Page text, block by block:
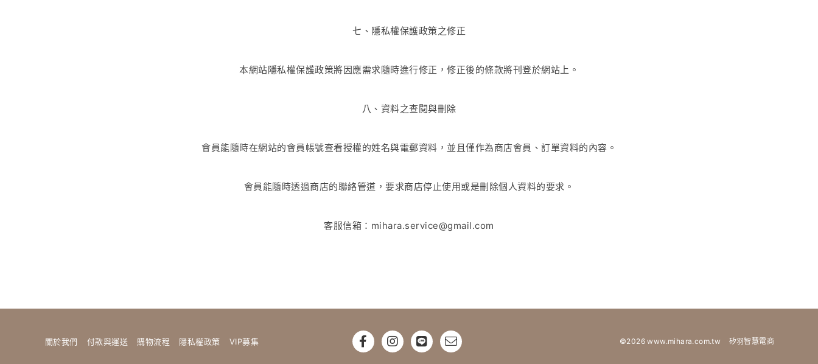
七、隱私權保護政策之修正
本網站隱私權保護政策將因應需求隨時進行修正，修正後的條款將刊登於網站上。
八、資料之查閱與刪除
會員能隨時在網站的會員帳號查看授權的姓名與電郵資料，並且僅作為商店會員、訂單資料的內容。
會員能隨時透過商店的聯絡管道，要求商店停止使用或是刪除個人資料的要求。
客服信箱：mihara.service@gmail.com
關於我們 付款與運送 購物流程 隱私權政策 VIP募集 ©2026 www.mihara.com.tw 矽羽智慧電商